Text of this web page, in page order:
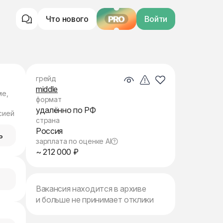
Что нового PRO Войти
грейд
middle
формат
удалённо по РФ
страна
Россия
зарплата по оценке AI
~ 212 000 ₽
Вакансия находится в архиве
и больше не принимает отклики